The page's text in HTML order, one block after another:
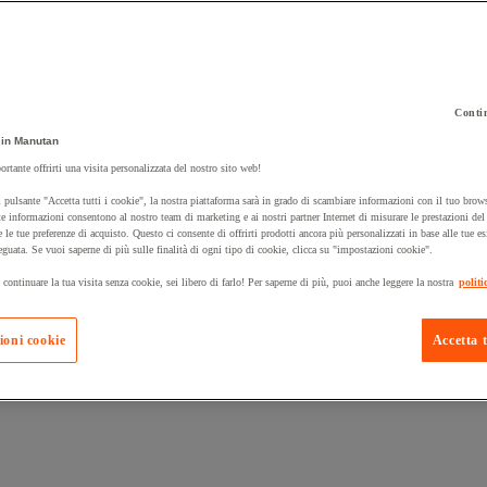
un prodotto:
Manutan Expert
Prodotti in
Manutan
offrirti una visita personalizzata del nostro sito web!
pulsante "Accetta tutti i cookie", la nostra piattaforma sarà in grado di scambiare informazioni con il tuo
informazioni consentono al nostro team di marketing e ai nostri partner Internet di misurare le prestazioni
le tue preferenze di acquisto. Questo ci consente di offrirti prodotti ancora più personalizzati in base alle tue
Se vuoi saperne di più sulle finalità di ogni tipo di cookie, clicca su "impostazioni cookie".
la tua visita senza cookie, sei libero di farlo! Per saperne di più, puoi anche leggere la nostra
Accetta
cookie